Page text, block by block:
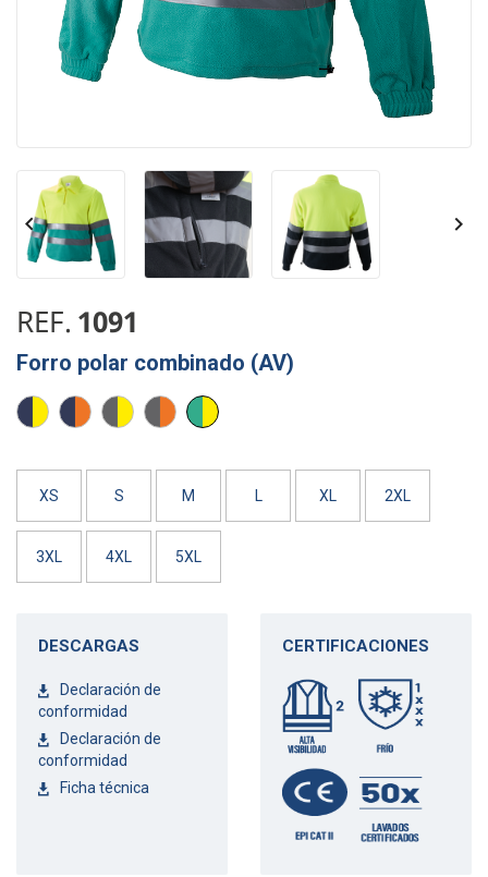
 
REF. 1091
Forro polar combinado (AV)
AMARILLO
AV/
NARANJA
AV/
AMARILLO
AV/
NARANJA
AV/
AMARILLO
CLARO
XS
S M L XL 2XL
3XL 4XL 5XL
DESCARGAS
Declaración de
conformidad
Declaración de
conformidad
Ficha técnica
CERTIFICACIONES